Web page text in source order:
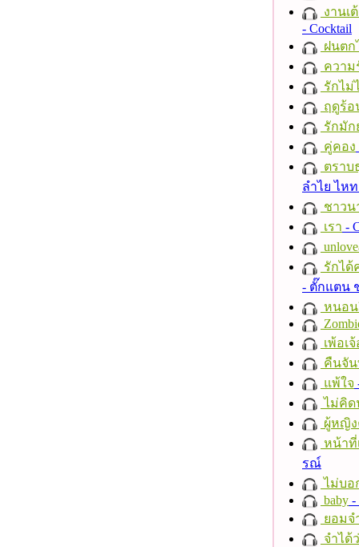
งานเ
- Cocktail
ฝนตก
ความ
รักไม่
ฤดูร้อ
รักมัก
คู่คอง
ตราบ
ลำไย ไห
ชาวน
เรา -
รักได้
- ตั๊กแตน
หนอน
เพ้อเ
คืนจั
แพ้ใจ
ไม่คิด
ผู้หญิ
หน้าที่
รณ์
ไม่บอ
baby -
ยอม
จำได้